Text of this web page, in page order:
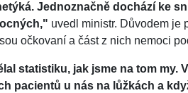
Jednoznačně dochází ke
uvedl ministr. Důvodem je
očkovaní a část z nich nemoci
statistiku, jak jsme na tom my.
pacientů u nás na lůžkách a